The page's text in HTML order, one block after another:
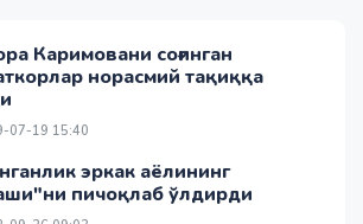
Каримовани соғинган
норасмий тақиққа
07-19 15:40
эркак аёлининг
пичоқлаб ўлдирди